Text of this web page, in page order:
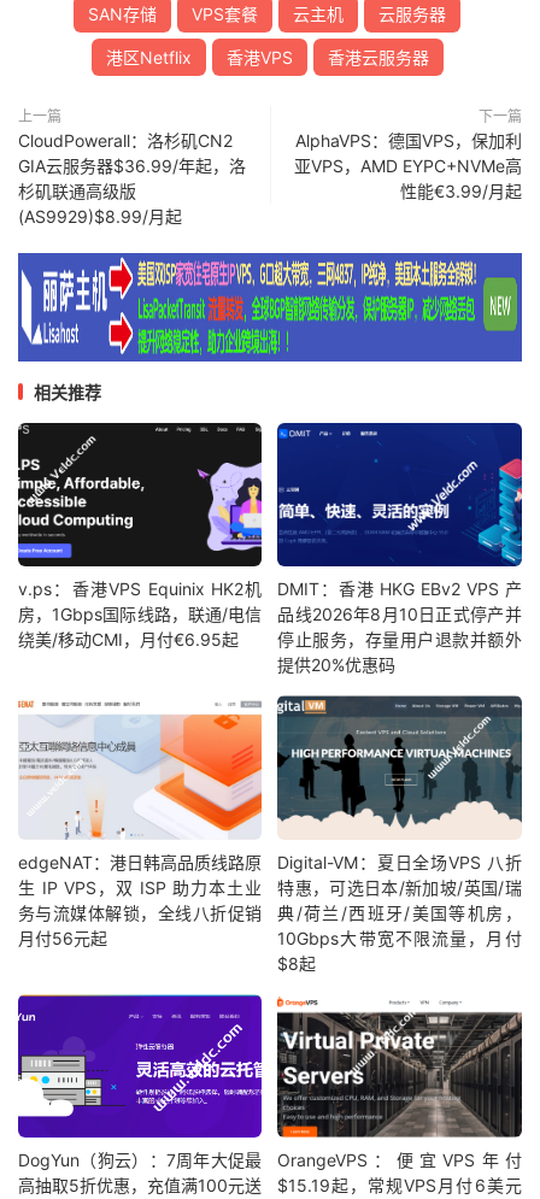
SAN存储 VPS套餐 云主机 云服务器
港区Netflix 香港VPS 香港云服务器
上一篇
CloudPowerall：洛杉矶CN2
GIA云服务器$36.99/年起，洛
杉矶联通高级版
(AS9929)$8.99/月起
下一篇
AlphaVPS：德国VPS，保加利
亚VPS，AMD EYPC+NVMe高
性能€3.99/月起
相关推荐
v.ps：香港VPS Equinix HK2机
房，1Gbps国际线路，联通/电信
绕美/移动CMI，月付€6.95起
DMIT：香港 HKG EBv2 VPS 产
品线2026年8月10日正式停产并
停止服务，存量用户退款并额外
提供20%优惠码
edgeNAT：港日韩高品质线路原
生 IP VPS，双 ISP 助力本土业
务与流媒体解锁，全线八折促销
月付56元起
Digital-VM：夏日全场VPS 八折
特惠，可选日本/新加坡/英国/瑞
典/荷兰/西班牙/美国等机房，
10Gbps大带宽不限流量，月付
$8起
DogYun（狗云）：7周年大促最
高抽取5折优惠，充值满100元送
OrangeVPS：便宜VPS年付
$15.19起，常规VPS月付6美元